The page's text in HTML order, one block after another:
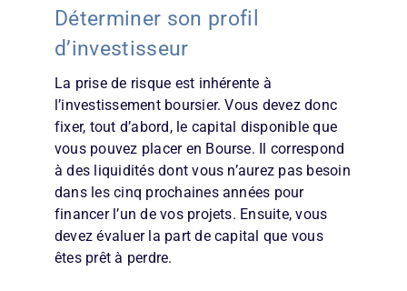
Déterminer son profil
d’investisseur
La prise de risque est inhérente à
l’investissement boursier. Vous devez donc
fixer, tout d’abord, le capital disponible que
vous pouvez placer en Bourse. Il correspond
à des liquidités dont vous n’aurez pas besoin
dans les cinq prochaines années pour
financer l’un de vos projets. Ensuite, vous
devez évaluer la part de capital que vous
êtes prêt à perdre.